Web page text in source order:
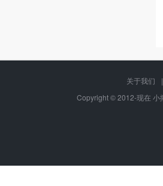
关于我们 |
Copyright © 2012-现在